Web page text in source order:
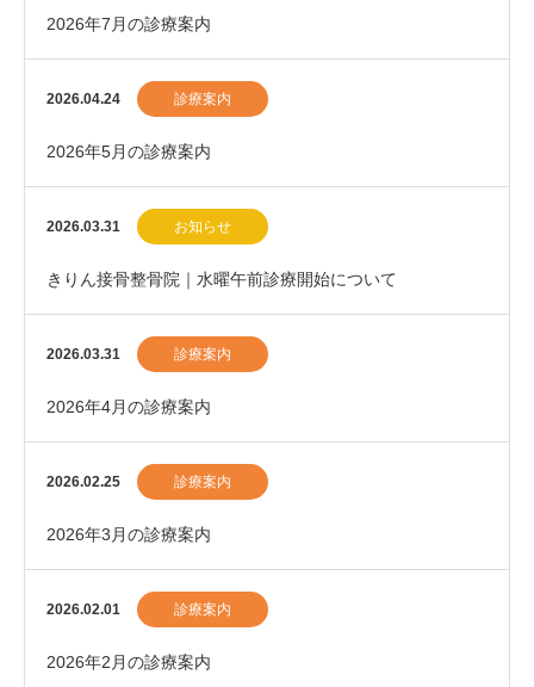
2026年7月の診療案内
2026.04.24 診療案内
2026年5月の診療案内
2026.03.31 お知らせ
きりん接骨整骨院｜水曜午前診療開始について
2026.03.31 診療案内
2026年4月の診療案内
2026.02.25 診療案内
2026年3月の診療案内
2026.02.01 診療案内
2026年2月の診療案内